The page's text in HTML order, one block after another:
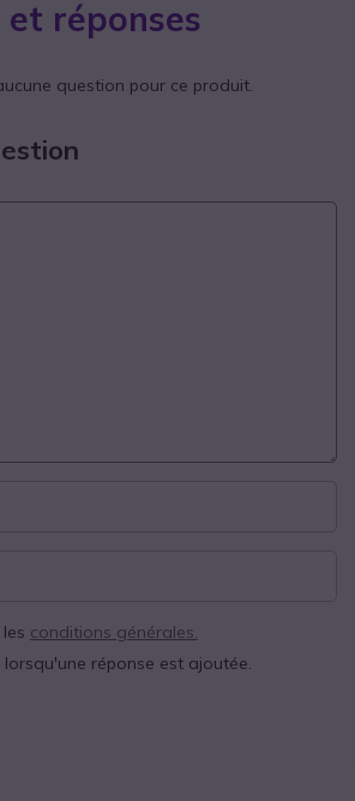
réponses
question pour ce produit.
conditions générales.
lorsqu'une réponse est ajoutée.